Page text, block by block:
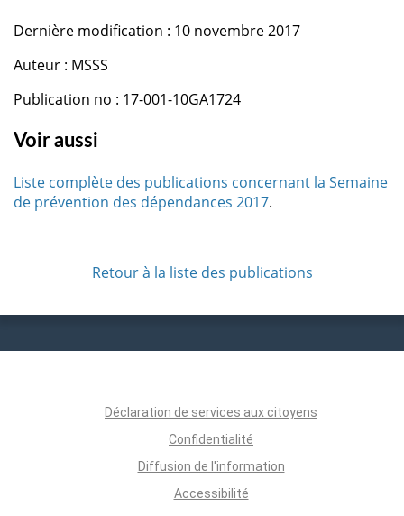
Dernière modification : 10 novembre 2017
Auteur : MSSS
Publication no : 17-001-10GA1724
Voir aussi
Liste complète des publications concernant la Semaine
de prévention des dépendances 2017.
Retour à la liste des publications
Déclaration de services aux citoyens
Confidentialité
Diffusion de l'information
Accessibilité